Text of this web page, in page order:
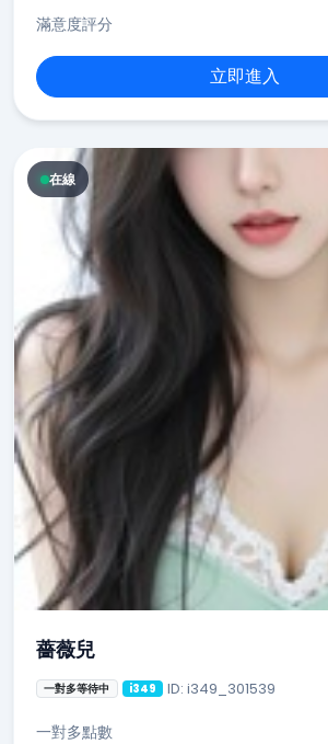
滿意度評分
立即進入
在線
薔薇兒
一對多等待中 i349 ID: i349_301539
一對多點數